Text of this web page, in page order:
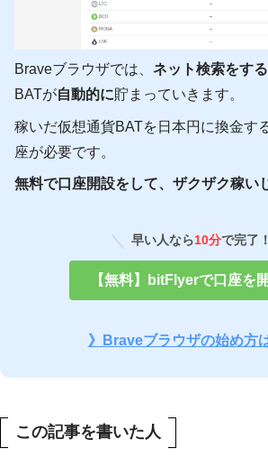
Braveブラウザでは、 ネット検索をす
BATが自動的に貯まっていきます。
稼いだ仮想通貨BATを日本円に換金す
座が必要です。
無料で口座開設をして、ザクザク稼い
早い人なら10分で完了！
【無料】bitFlyerで口座を
》Braveブラウザの始め方
この記事を書いた人